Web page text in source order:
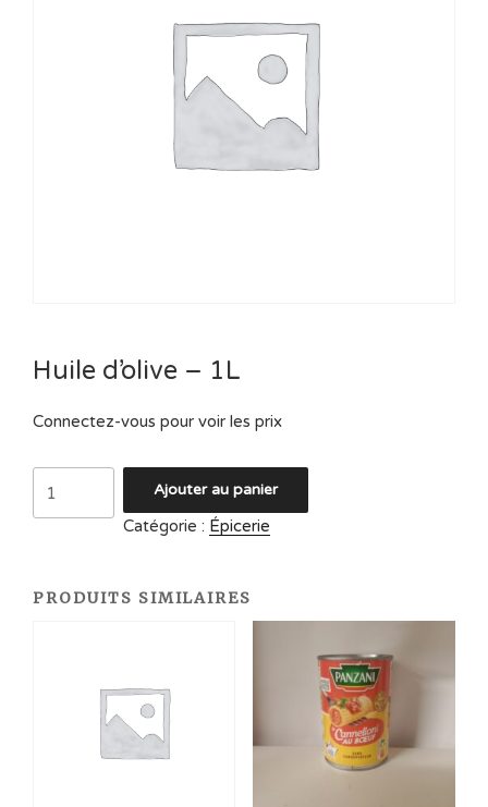
Huile d’olive – 1L
Connectez-vous pour voir les prix
Ajouter au panier
Catégorie : Épicerie
PRODUITS SIMILAIRES